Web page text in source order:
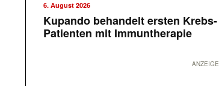
6. August 2026
Kupando behandelt ersten Krebs-
Patienten mit Immuntherapie
ANZEIGE